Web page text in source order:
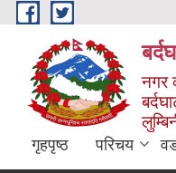
Skip to main content
नगर
गृहपृष्ठ परिचय